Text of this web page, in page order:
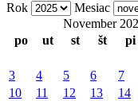
Rok
Mesiac
November
po
ut st št pi
3
4 5 6 7
10
11 12 13 14